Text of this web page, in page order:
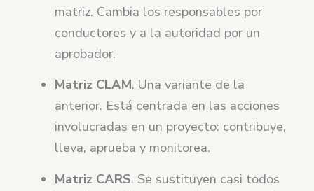
matriz. Cambia los responsables por
conductores y a la autoridad por un
aprobador.
Matriz CLAM. Una variante de la
anterior. Está centrada en las acciones
involucradas en un proyecto: contribuye,
lleva, aprueba y monitorea.
Matriz CARS. Se sustituyen casi todos